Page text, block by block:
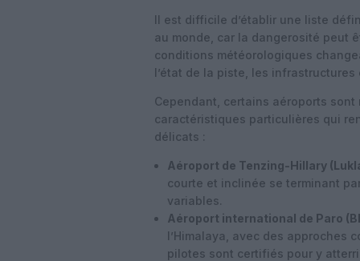
Il est difficile d’établir une liste
au monde, car la dangerosité peut
conditions météorologiques
l’état de la piste, les
Cependant, certains aéroports
caractéristiques particulières qui
délicats :
Aéroport de Tenzing-Hillary
courte et inclinée se terminant
variables.
Aéroport international de Paro
l’Himalaya, avec des approches
pilotes sont certifiés pour y